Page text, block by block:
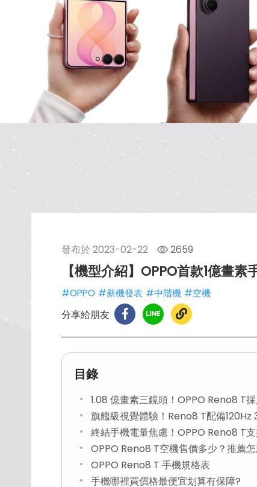
發布於 2023-02-22 2659
【機型介紹】OPPO首款1億畫
#OPPO #新機發表 #中階機 #空機
分享給朋友
目錄
1.08 億畫素三鏡頭！OPPO Reno8 T
旗艦級視覺體驗！Reno8 T配備120Hz
終結手機電量焦慮！OPPO Reno8 T
OPPO Reno8 T空機售價多少？推薦
OPPO Reno8 T 手機規格表
手機哪裡買價格最便宜划算有保障?